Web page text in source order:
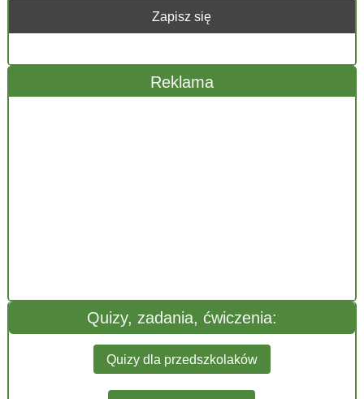
Reklama
Quizy, zadania, ćwiczenia:
Quizy dla przedszkolaków